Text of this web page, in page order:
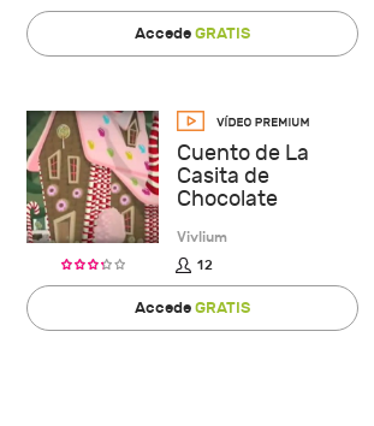
AccedeGRATIS
Cuento de La
Casita de
Chocolate
Vivlium
12
AccedeGRATIS